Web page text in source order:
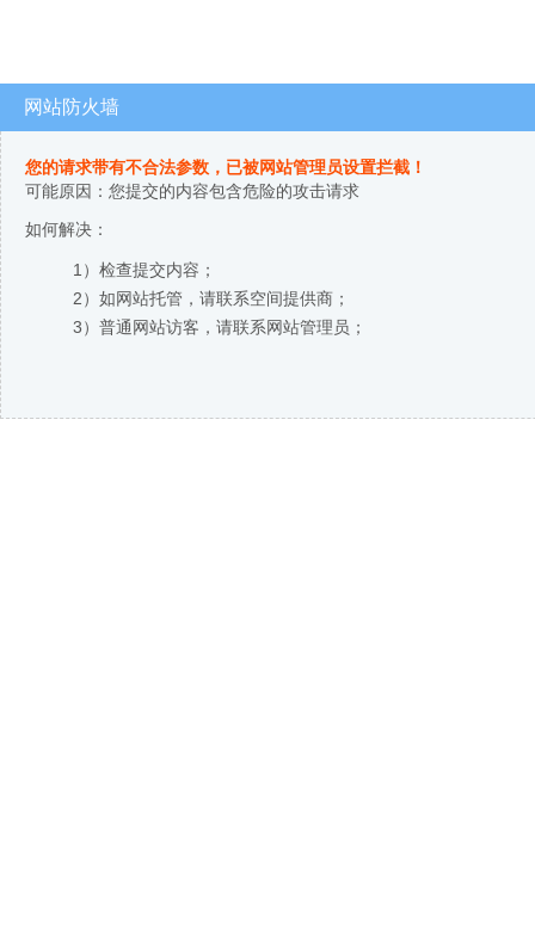
网站防火墙
您的请求带有不合法参数，已被网站管理员设置拦截！
可能原因：您提交的内容包含危险的攻击请求
如何解决：
1）检查提交内容；
2）如网站托管，请联系空间提供商；
3）普通网站访客，请联系网站管理员；